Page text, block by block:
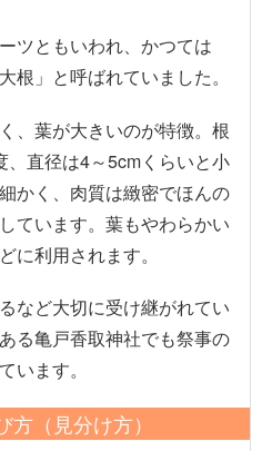
ツともいわれ、かつては
根」と呼ばれていました。
、葉が大きいのが特徴。根
直径は4～5cmくらいと小
かく、肉質は緻密でほんの
ています。葉もやわらかい
に利用されます。
など大切に受け継がれてい
る亀戸香取神社でも祭事の
います。
（見分け方）